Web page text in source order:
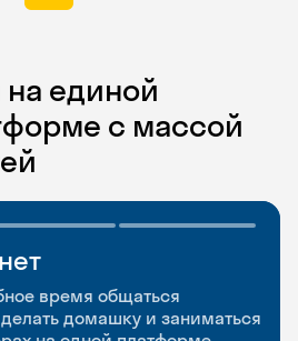
единой
с массой
время общаться
домашку и заниматься
изучать новые слова где
разговорной практики